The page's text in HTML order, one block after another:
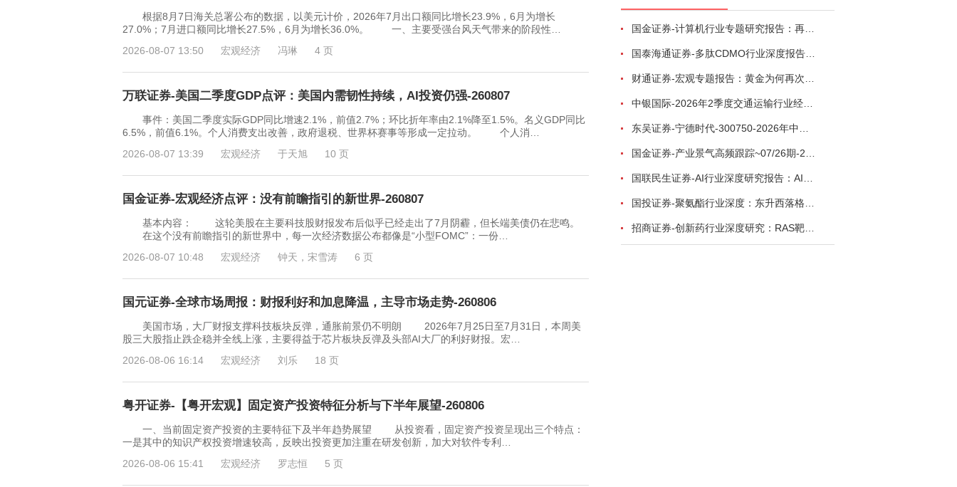
根据8月7日海关总署公布的数据，以美元计价，2026年7月出口额同比增长23.9%，6月为增长
27.0%；7月进口额同比增长27.5%，6月为增长36.0%。 一、主要受强台风天气带来的阶段性…
2026-08-07 13:50
宏观经济 冯琳 4 页
万联证券-美国二季度GDP点评：美国内需韧性持续，AI投资仍强-260807
事件：美国二季度实际GDP同比增速2.1%，前值2.7%；环比折年率由2.1%降至1.5%。名义GDP同比
6.5%，前值6.1%。个人消费支出改善，政府退税、世界杯赛事等形成一定拉动。 个人消…
2026-08-07 13:39
宏观经济 于天旭 10 页
国金证券-宏观经济点评：没有前瞻指引的新世界-260807
基本内容： 这轮美股在主要科技股财报发布后似乎已经走出了7月阴霾，但长端美债仍在悲鸣。
在这个没有前瞻指引的新世界中，每一次经济数据公布都像是“小型FOMC”：一份…
2026-08-07 10:48
宏观经济 钟天，宋雪涛 6 页
国元证券-全球市场周报：财报利好和加息降温，主导市场走势-260806
美国市场，大厂财报支撑科技板块反弹，通胀前景仍不明朗 2026年7月25日至7月31日，本周美
股三大股指止跌企稳并全线上涨，主要得益于芯片板块反弹及头部AI大厂的利好财报。宏…
2026-08-06 16:14
宏观经济 刘乐 18 页
粤开证券-【粤开宏观】固定资产投资特征分析与下半年展望-260806
一、当前固定资产投资的主要特征下及半年趋势展望 从投资看，固定资产投资呈现出三个特点：
一是其中的知识产权投资增速较高，反映出投资更加注重在研发创新，加大对软件专利…
2026-08-06 15:41
宏观经济 罗志恒 5 页